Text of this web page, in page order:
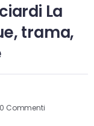
La
trama,
0 Commenti